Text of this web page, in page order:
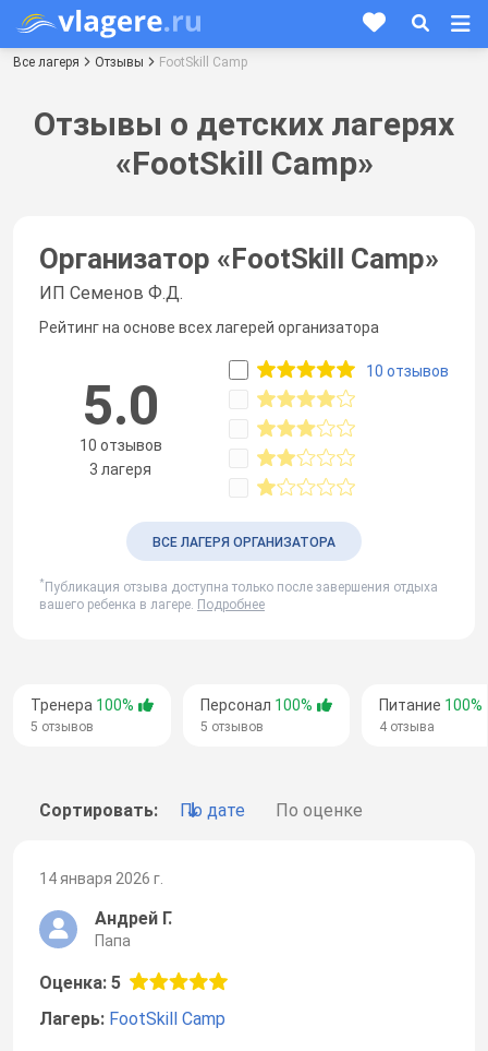
Все лагеря Отзывы FootSkill Camp
Отзывы о детских лагерях
«FootSkill Camp»
Тренера 100%
5 отзывов
Персонал 100%
5 отзывов
Питание 100%
4 отзыва
Сортировать: По дате По оценке
14 января 2026 г.
Андрей Г.
Папа
Оценка: 5
Лагерь: FootSkill Camp
Организатор «FootSkill Camp»
ИП Семенов Ф.Д.
Рейтинг на основе всех лагерей организатора
5.0
10 отзывов
3 лагеря
10 отзывов
ВСЕ ЛАГЕРЯ ОРГАНИЗАТОРА
* Публикация отзыва доступна только после завершения отдыха
вашего ребенка в лагере. Подробнее